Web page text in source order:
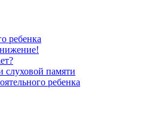
ребенка
слуховой памяти
ребенка